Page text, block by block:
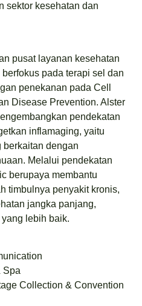
sektor kesehatan dan
pusat layanan kesehatan
pada terapi sel dan
penekanan pada Cell
Disease Prevention. Alster
pendekatan
inflamaging, yaitu
berkaitan dengan
Melalui pendekatan
berupaya membantu
timbulnya penyakit kronis,
jangka panjang,
lebih baik.
Spa
Collection & Convention